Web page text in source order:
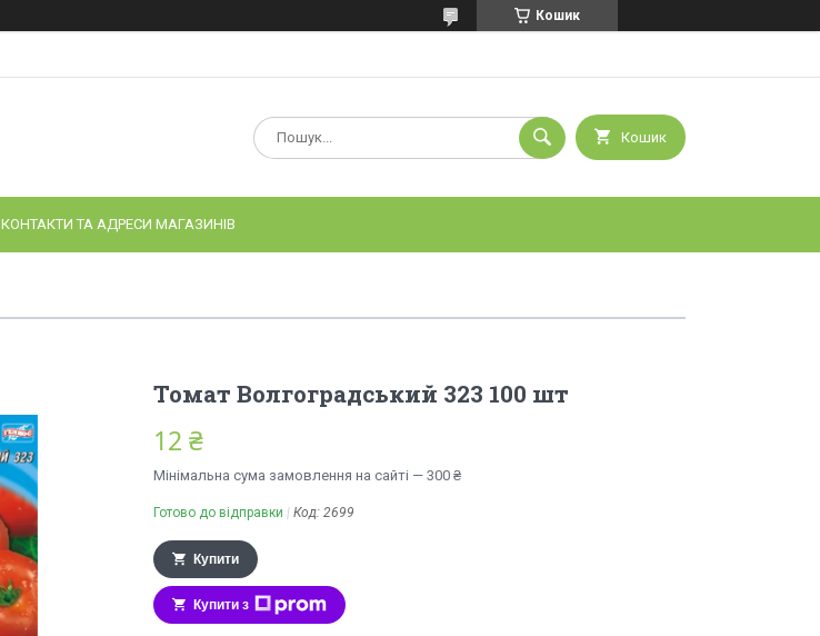
Кошик
Кошик
КОНТАКТИ ТА АДРЕСИ МАГАЗИНІВ
Томат Волгоградський 323 100 шт
12 ₴
Мінімальна сума замовлення на сайті — 300 ₴
Готово до відправки Код: 2699
Купити
Купити з